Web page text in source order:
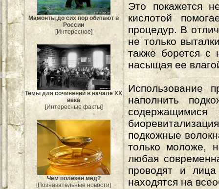
Мамонты до сих пор обитают в
России
[Интересное]
Темы для сочинений в начале XX
века
[Интересные факты]
Чем полезен мед?
[Познавательные новости]
Это покажется
кислотой
процедур. В
не только
также борется с
насыщая ее
Использование
наполнить
подкожные
только моложе,
любая
проводят и
находятся на